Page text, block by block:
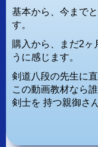
基本から、今まで
す。
購入から、まだ2ヶ
うに感じます。
剣道八段の先生に
この動画教材なら
剣士を 持つ親御さ